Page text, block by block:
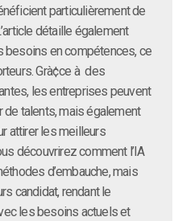
particulièrement de
détaille également
besoins en compétences, ce
Grà¢ce à des
les entreprises peuvent
de talents, mais également
attirer les meilleurs
découvrirez comment l’IA
d’embauche, mais
candidat, rendant le
les besoins actuels et